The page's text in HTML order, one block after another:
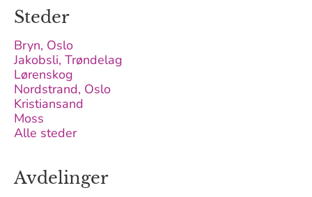
Steder
Bryn, Oslo
Jakobsli, Trøndelag
Lørenskog
Nordstrand, Oslo
Kristiansand
Moss
Alle steder
Avdelinger